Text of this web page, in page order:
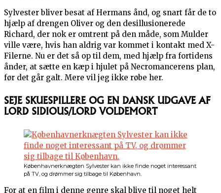
Sylvester bliver besat af Hermans ånd, og snart får de to
hjælp af drengen Oliver og den desillusionerede
Richard, der nok er omtrent på den måde, som Mulder
ville være, hvis han aldrig var kommet i kontakt med X-
Filerne. Nu er det så op til dem, med hjælp fra fortidens
ånder, at sætte en kæp i hjulet på Necromancerens plan,
før det går galt. Mere vil jeg ikke røbe her.
SEJE SKUESPILLERE OG EN DANSK UDGAVE AF
LORD SIDIOUS/LORD VOLDEMORT
Københavnerknægten Sylvester kan ikke finde noget interessant
på TV, og drømmer sig tilbage til København.
For at en film i denne genre skal blive til noget helt